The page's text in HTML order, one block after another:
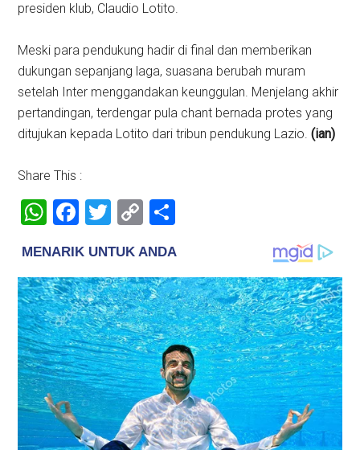
presiden klub, Claudio Lotito.
Meski para pendukung hadir di final dan memberikan
dukungan sepanjang laga, suasana berubah muram
setelah Inter menggandakan keunggulan. Menjelang akhir
pertandingan, terdengar pula chant bernada protes yang
ditujukan kepada Lotito dari tribun pendukung Lazio.(ian)
Share This :
WhatsApp
Facebook
Twitter
Copy